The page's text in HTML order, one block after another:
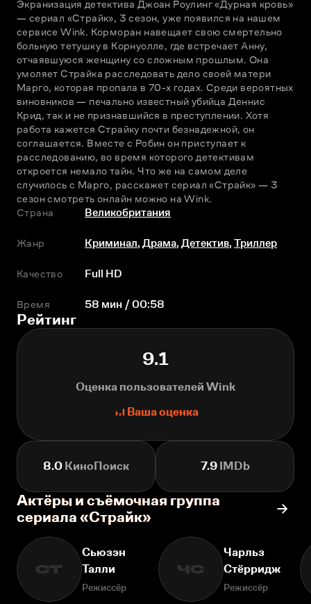
Экранизация детектива Джоан Роулинг «Дурная кровь»
— сериал «Страйк», 3 сезон, уже появился на нашем
сервисе Wink. Корморан навещает свою смертельно
больную тетушку в Корнуолле, где встречает Анну,
отчаявшуюся женщину со сложным прошлым. Она
умоляет Страйка расследовать дело своей матери
Марго, которая пропала в 70-х годах. Среди вероятных
виновников — печально известный убийца Деннис
Крид, так и не признавшийся в преступлении. Хотя
работа кажется Страйку почти безнадежной, он
соглашается. Вместе с Робин он приступает к
расследованию, во время которого детективам
откроется немало тайн. Что же на самом деле
случилось с Марго, расскажет сериал «Страйк» — 3
сезон смотреть онлайн можно на Wink.
Страна
Великобритания
Жанр Криминал,Драма,Детектив,Триллер
Качество Full HD
Время 58 мин / 00:58
Рейтинг
9.1
Оценка пользователей Wink
Ваша оценка
8.0 КиноПоиск 7.9IMDb
Актёры и съёмочная группа
сериала «Страйк»
СТ
Сьюзэн
Талли
Режиссёр
ЧС
Чарльз
Стёрридж
Режиссёр